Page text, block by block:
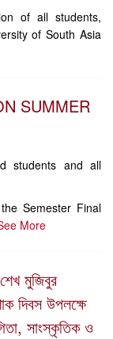
of all students,
of South Asia
SUMMER
students and all
Semester Final
More
মুজিবুর
দিবস উপলক্ষে
সাংস্কৃতিক ও